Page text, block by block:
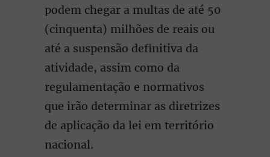
podem chegar a multas de até 50
(cinquenta) milhões de reais ou
até a suspensão definitiva da
atividade, assim como da
regulamentação e normativos
que irão determinar as diretrizes
de aplicação da lei em território
nacional.